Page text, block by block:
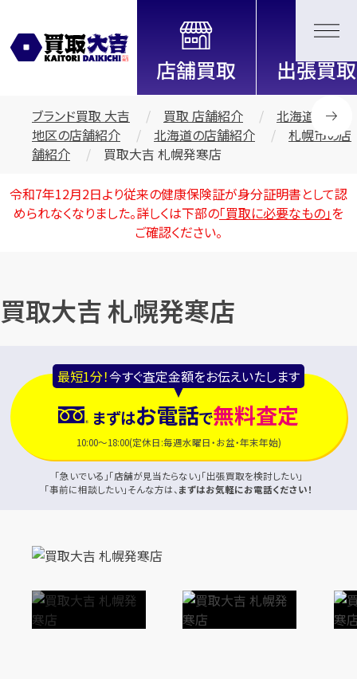
全国2200店舗以上展開中！
信頼と実績の買取専門店「買取大
吉」
ブランド買取 大吉 買取 店舗紹介
北海道・東北
地区の店舗紹介
北海道の店舗紹介
札幌市の店
舗紹介
買取大吉 札幌発寒店
令和7年12月2日より従来の健康保険証が身分証明書として認
められなくなりました。詳しくは下部の「買取に必要なもの」を
ご確認ください。
買取大吉 札幌発寒店
最短1分！今すぐ査定金額をお伝えいたします
まずはお電話で無料査定
10:00～18:00(定休日:毎週水曜日・お盆・年末年始)
「急いでいる」「店舗が見当たらない」「出張買取を検討したい」
「事前に相談したい」そんな方は、 まずはお気軽にお電話ください！